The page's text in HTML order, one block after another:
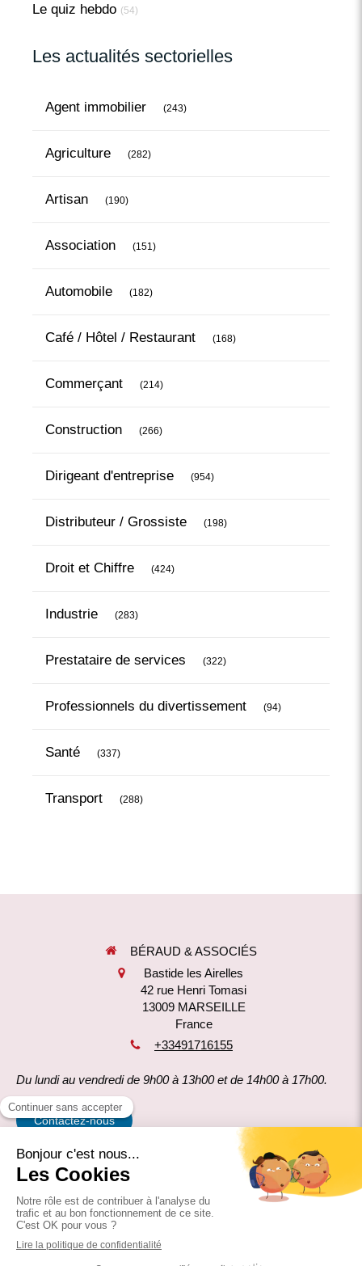
Le quiz hebdo (54)
Les actualités sectorielles
Agent immobilier (243)
Agriculture (282)
Artisan (190)
Association (151)
Automobile (182)
Café / Hôtel / Restaurant (168)
Commerçant (214)
Construction (266)
Dirigeant d'entreprise (954)
Distributeur / Grossiste (198)
Droit et Chiffre (424)
Industrie (283)
Prestataire de services (322)
Professionnels du divertissement (94)
Santé (337)
Transport (288)
BÉRAUD & ASSOCIÉS
Bastide les Airelles
42 rue Henri Tomasi
13009 MARSEILLE
France
+33491716155
Du lundi au vendredi de 9h00 à 13h00 et de 14h00 à 17h00.
Contactez-nous
Mentions légales
Politique de confidentialité